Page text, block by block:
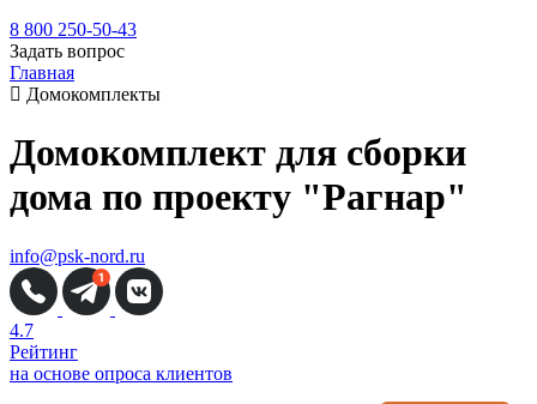
8 800 250-50-43
Задать вопрос
Главная
Домокомплекты
Домокомплект для сборки
дома по проекту "Рагнар"
info@psk-nord.ru
4.7
Рейтинг
на основе опроса клиентов